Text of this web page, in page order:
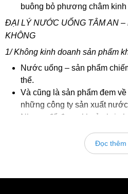
buông bỏ phương châm
ĐẠI LÝ NƯỚC UỐNG TÂM AN –
KHÔNG
1/ Không kinh doanh sản phẩm
Nước uống – sản phẩm
thể.
Và cũng là sản phẩm đem
những công ty sản xuất
Nhưng để được khoản lợi
Nhằm đảm bảo chất lượng
Và lấy được niềm tin của
uy tín, chất lượng sản phẩm
Đọc thêm